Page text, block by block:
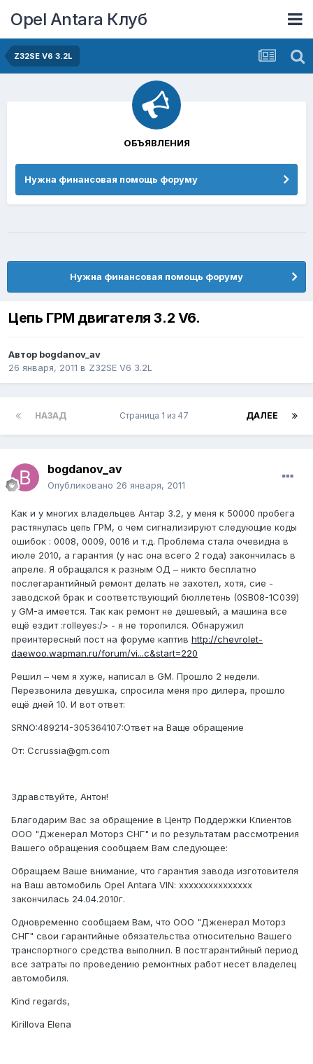
Opel Antara Клуб
Z32SE V6 3.2L
Нужна финансовая помощь форуму
Цепь ГРМ двигателя 3.2 V6.
Автор bogdanov_av
26 января, 2011 в Z32SE V6 3.2L
НАЗАД ДАЛЕЕ
Страница 1 из 47
bogdanov_av
Опубликовано 26 января, 2011
Как и у многих владельцев Антар 3.2, у меня к 50000 пробега
растянулась цепь ГРМ, о чем сигнализируют следующие коды
ошибок : 0008, 0009, 0016 и т.д. Проблема стала очевидна в
июле 2010, а гарантия (у нас она всего 2 года) закончилась в
апреле. Я обращался к разным ОД – никто бесплатно
послегарантийный ремонт делать не захотел, хотя, сие -
заводской брак и соответствующий бюллетень (0SB08-1C039)
у GM-а имеется. Так как ремонт не дешевый, а машина все
ещё ездит :rolleyes:/> - я не торопился. Обнаружил
преинтересный пост на форуме каптив http://chevrolet-
daewoo.wapman.ru/forum/vi...c&start=220
Решил – чем я хуже, написал в GM. Прошло 2 недели.
Перезвонила девушка, спросила меня про дилера, прошло
ещё дней 10. И вот ответ:
От: Ccrussia@gm.com
Здравствуйте, Антон!
Благодарим Вас за обращение в Центр Поддержки Клиентов
ООО "Дженерал Моторз СНГ" и по результатам рассмотрения
Вашего обращения сообщаем Вам следующее:
Обращаем Ваше внимание, что гарантия завода изготовителя
на Ваш автомобиль Opel Antara VIN: xxxxxxxxxxxxxxx
закончилась 24.04.2010г.
Одновременно сообщаем Вам, что ООО "Дженерал Моторз
СНГ" свои гарантийные обязательства относительно Вашего
транспортного средства выполнил. В постгарантийный период
все затраты по проведению ремонтных работ несет владелец
автомобиля.
Kind regards,
Kirillova Elena
ОБЪЯВЛЕНИЯ
Нужна финансовая помощь форуму